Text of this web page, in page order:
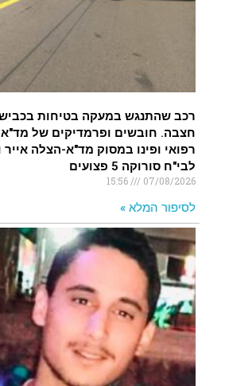
חצבה. חובשים ופרמדיקים של מד"א
רפואי ופינו במסוק מד"א-הצלה
לבי"ח סורוקה 5 פצועים
07/08/2026
15:56
לסיפור המלא »